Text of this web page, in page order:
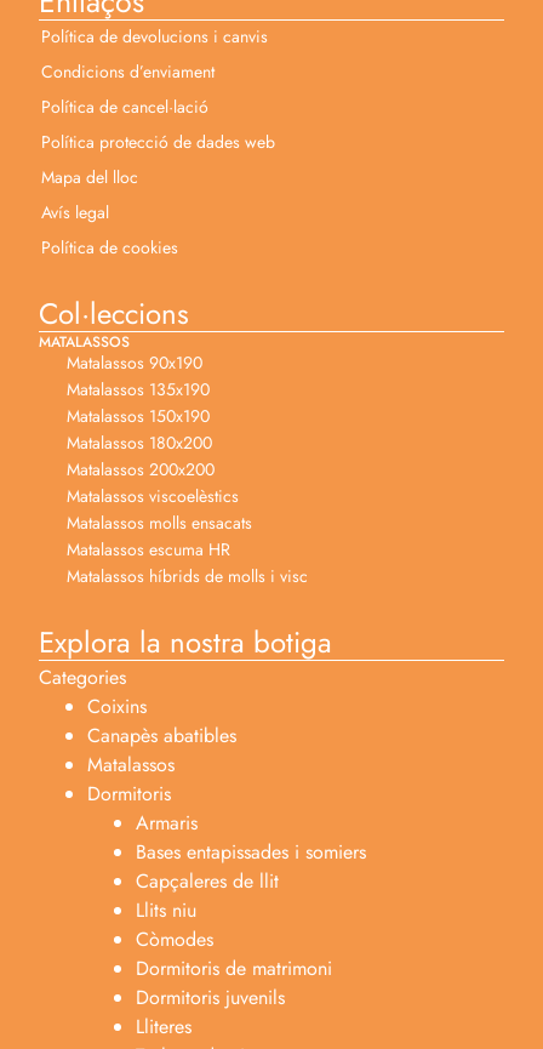
Política de devolucions i canvis
Condicions d’enviament
Política de cancel·lació
Política protecció de dades web
Mapa del lloc
Avís legal
Política de cookies
Col·leccions
MATALASSOS
Matalassos 90x190
Matalassos 135x190
Matalassos 150x190
Matalassos 180x200
Matalassos 200x200
Matalassos viscoelèstics
Matalassos molls ensacats
Matalassos escuma HR
Matalassos híbrids de molls i visc
Explora la nostra botiga
Categories
Coixins
Canapès abatibles
Matalassos
Dormitoris
Armaris
Bases entapissades i somiers
Capçaleres de llit
Llits niu
Còmodes
Dormitoris de matrimoni
Dormitoris juvenils
Lliteres